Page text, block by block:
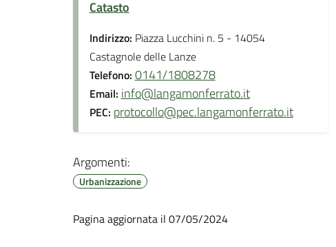
Catasto
Indirizzo: Piazza Lucchini n. 5 - 14054
Castagnole delle Lanze
Telefono: 0141/1808278
Email: info@langamonferrato.it
PEC: protocollo@pec.langamonferrato.it
Argomenti:
Urbanizzazione
Pagina aggiornata il 07/05/2024